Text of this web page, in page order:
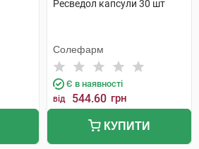
Ресведол капсули 30 шт
Солефарм
Є в наявності
від 544.60 грн
КУПИТИ